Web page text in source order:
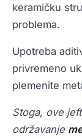
keramičku
problema.
Upotreba
privremeno
plemenite
Stoga, ove
održavanje